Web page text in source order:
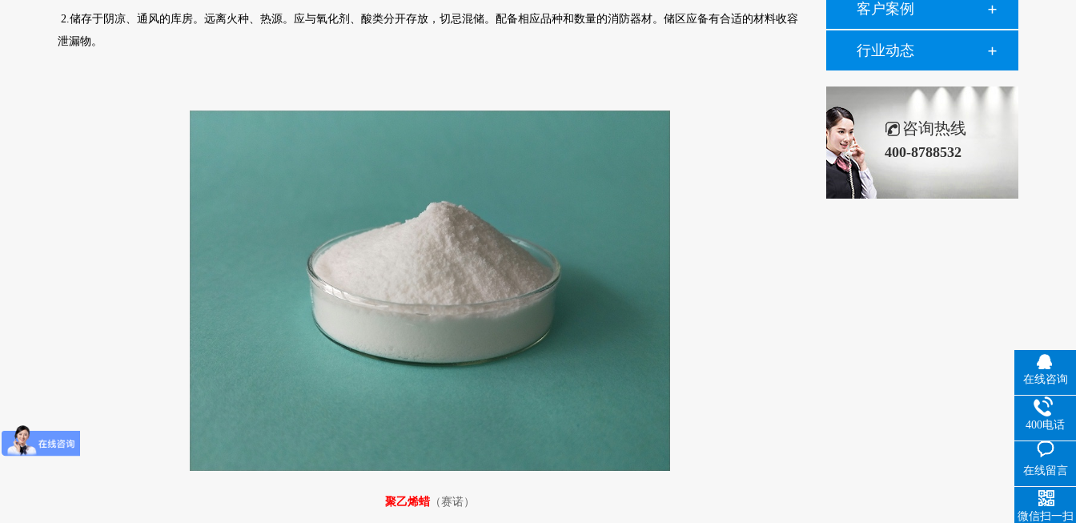
2.储存于阴凉、通风的库房。远离火种、热源。应与氧化剂、酸类分开存放，切忌混储。配备相应品种和数量的消防器材。储区应备有合适的材料收容
泄漏物。
聚乙烯蜡（赛诺）
客户案例
行业动态
咨询热线
400-8788532
在线咨询
400电话
在线留言
微信扫一扫